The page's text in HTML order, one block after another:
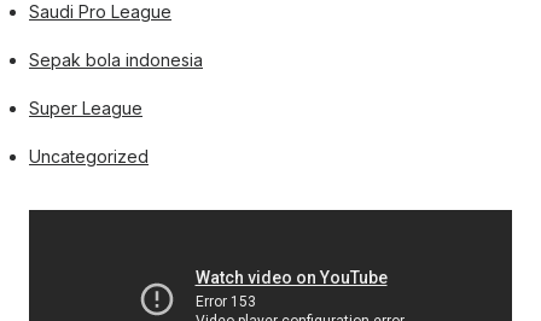
Saudi Pro League
Sepak bola indonesia
Super League
Uncategorized